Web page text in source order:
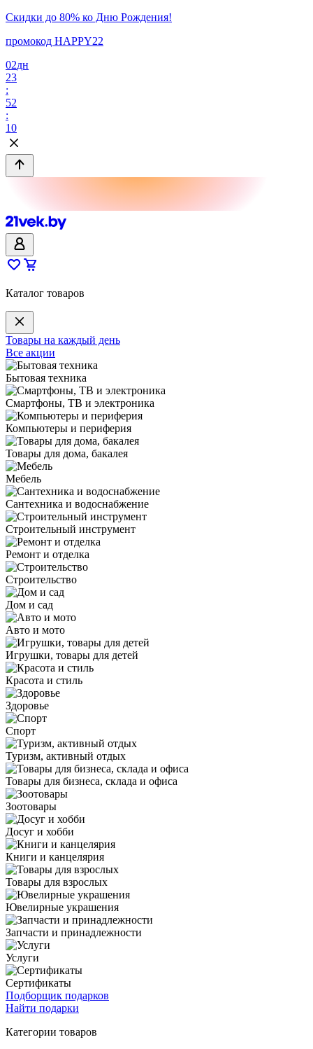
Скидки до 80% ко Дню Рождения!
промокод HAPPY22
02дн
23
:
52
:
10
Каталог товаров
Товары на каждый день
Все акции
Бытовая техника
Смартфоны, ТВ и электроника
Компьютеры и периферия
Товары для дома, бакалея
Мебель
Сантехника и водоснабжение
Строительный инструмент
Ремонт и отделка
Строительство
Дом и сад
Авто и мото
Игрушки, товары для детей
Красота и стиль
Здоровье
Спорт
Туризм, активный отдых
Товары для бизнеса, склада и офиса
Зоотовары
Досуг и хобби
Книги и канцелярия
Товары для взрослых
Ювелирные украшения
Запчасти и принадлежности
Услуги
Сертификаты
Подборщик подарков
Найти подарки
Категории товаров